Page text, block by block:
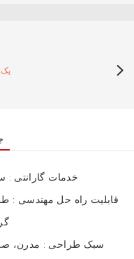
خدمات گارانتی :
قابلیت راه حل مهندسی :
سبک طراحی : مدرن،